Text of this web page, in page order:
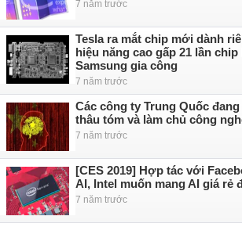
7 năm trước
Tesla ra mắt chip mới dành
hiệu năng cao gấp 21 lần
Samsung gia công
7 năm trước
Các công ty Trung Quốc
thâu tóm và làm chủ công
7 năm trước
[CES 2019] Hợp tác với
AI, Intel muốn mang AI giá rẻ
7 năm trước